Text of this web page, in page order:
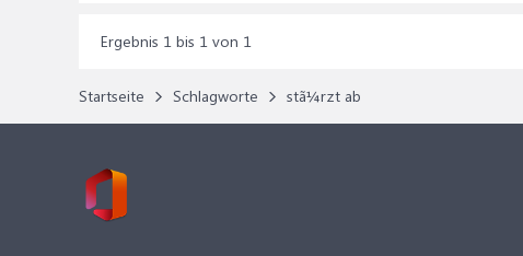
Ergebnis 1 bis 1 von 1
Startseite Schlagworte stã¼rzt ab